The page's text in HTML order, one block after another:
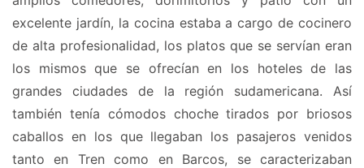
excelente jardín, la cocina estaba a cargo de cocinero
de alta profesionalidad, los platos que se servían eran
los mismos que se ofrecían en los hoteles de las
grandes ciudades de la región sudamericana. Así
también tenía cómodos choche tirados por briosos
caballos en los que llegaban los pasajeros venidos
tanto en Tren como en Barcos, se caracterizaban